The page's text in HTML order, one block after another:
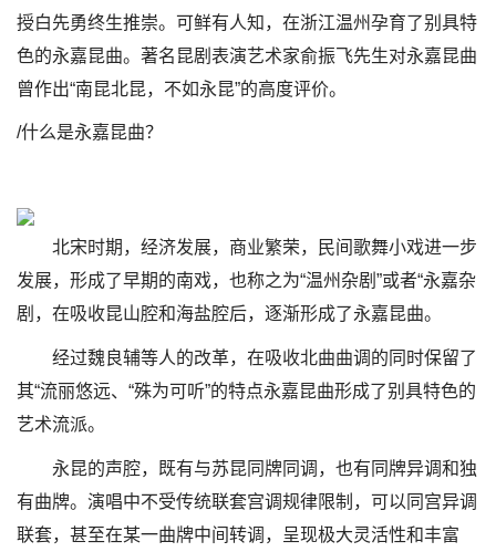
授白先勇终生推崇。可鲜有人知，在浙江温州孕育了别具特
色的永嘉昆曲。著名昆剧表演艺术家俞振飞先生对永嘉昆曲
曾作出“南昆北昆，不如永昆”的高度评价。
/什么是永嘉昆曲？
北宋时期，经济发展，商业繁荣，民间歌舞小戏进一步
发展，形成了早期的南戏，也称之为“温州杂剧”或者“永嘉杂
剧，在吸收昆山腔和海盐腔后，逐渐形成了永嘉昆曲。
经过魏良辅等人的改革，在吸收北曲曲调的同时保留了
其“流丽悠远、“殊为可听”的特点永嘉昆曲形成了别具特色的
艺术流派。
永昆的声腔，既有与苏昆同牌同调，也有同牌异调和独
有曲牌。演唱中不受传统联套宫调规律限制，可以同宫异调
联套，甚至在某一曲牌中间转调，呈现极大灵活性和丰富